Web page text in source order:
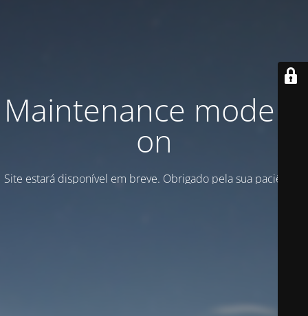
Maintenance mode is
on
Site estará disponível em breve. Obrigado pela sua paciência!